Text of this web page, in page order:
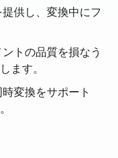
供し、変換中にフ
トの品質を損なう
ます。
変換をサポート